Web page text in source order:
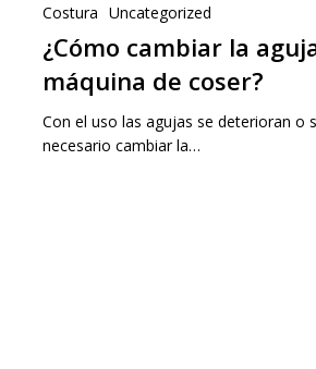
Costura Uncategorized
¿Cómo cambiar la
máquina de coser?
Con el uso las agujas se deterioran o
necesario cambiar la…